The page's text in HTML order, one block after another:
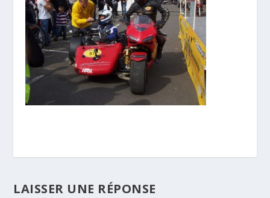
LAISSER UNE RÉPONSE